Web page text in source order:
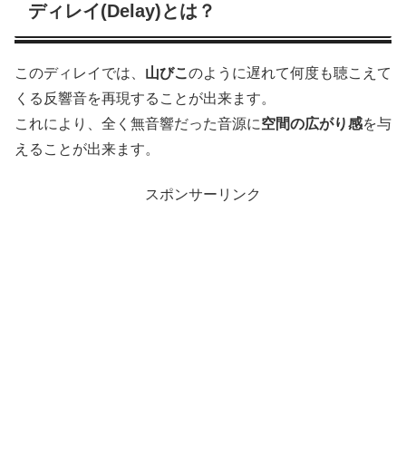
ディレイ(Delay)とは？
このディレイでは、 山びこ のように遅れて何度も聴こえて
くる反響音を再現することが出来ます。
これにより、全く無音響だった音源に空間の広がり感を与
えることが出来ます。
スポンサーリンク